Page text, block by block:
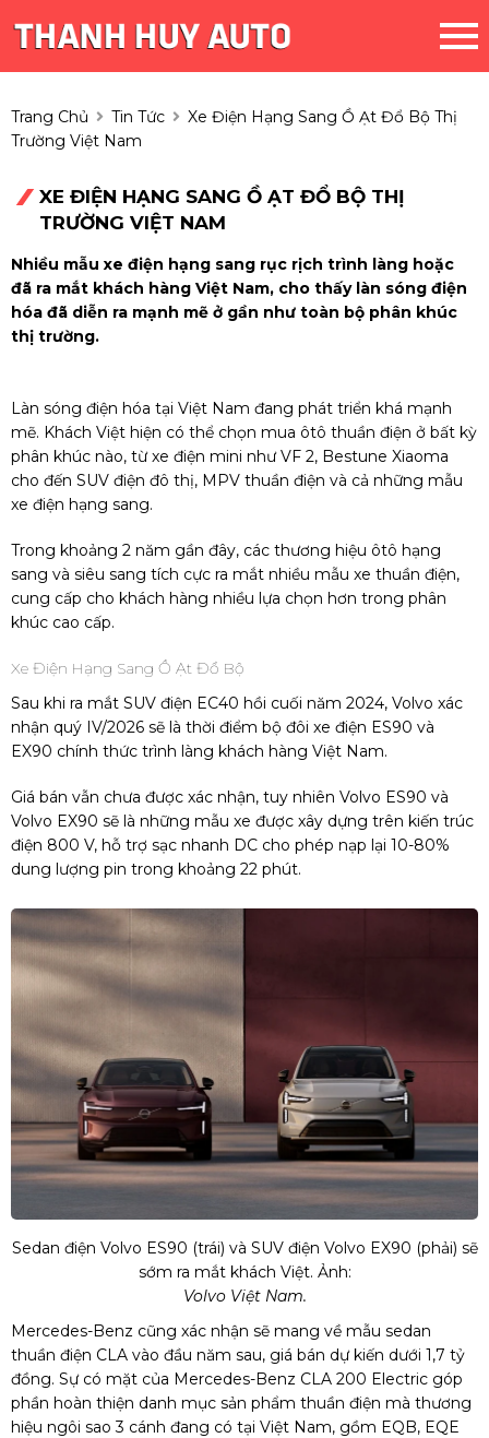
Trang Chủ Tin Tức
Xe Điện Hạng Sang Ồ Ạt Đổ Bộ Thị
Trường Việt Nam
XE ĐIỆN HẠNG SANG Ồ ẠT ĐỔ BỘ THỊ
TRƯỜNG VIỆT NAM
Nhiều mẫu xe điện hạng sang rục rịch trình làng hoặc
đã ra mắt khách hàng Việt Nam, cho thấy làn sóng điện
hóa đã diễn ra mạnh mẽ ở gần như toàn bộ phân khúc
thị trường.
Làn sóng điện hóa tại Việt Nam đang phát triển khá mạnh
mẽ. Khách Việt hiện có thể chọn mua ôtô thuần điện ở bất kỳ
phân khúc nào, từ xe điện mini như VF 2, Bestune Xiaoma
cho đến SUV điện đô thị, MPV thuần điện và cả những mẫu
xe điện hạng sang.
Trong khoảng 2 năm gần đây, các thương hiệu ôtô hạng
sang và siêu sang tích cực ra mắt nhiều mẫu xe thuần điện,
cung cấp cho khách hàng nhiều lựa chọn hơn trong phân
khúc cao cấp.
Xe Điện Hạng Sang Ồ Ạt Đổ Bộ
Sau khi ra mắt SUV điện EC40 hồi cuối năm 2024, Volvo xác
nhận quý IV/2026 sẽ là thời điểm bộ đôi xe điện ES90 và
EX90 chính thức trình làng khách hàng Việt Nam.
Giá bán vẫn chưa được xác nhận, tuy nhiên Volvo ES90 và
Volvo EX90 sẽ là những mẫu xe được xây dựng trên kiến trúc
điện 800 V, hỗ trợ sạc nhanh DC cho phép nạp lại 10-80%
dung lượng pin trong khoảng 22 phút.
Sedan điện Volvo ES90 (trái) và SUV điện Volvo EX90 (phải) sẽ
sớm ra mắt khách Việt. Ảnh:
Volvo Việt Nam.
Mercedes-Benz cũng xác nhận sẽ mang về mẫu sedan
thuần điện CLA vào đầu năm sau, giá bán dự kiến dưới 1,7 tỷ
đồng. Sự có mặt của Mercedes-Benz CLA 200 Electric góp
phần hoàn thiện danh mục sản phẩm thuần điện mà thương
hiệu ngôi sao 3 cánh đang có tại Việt Nam, gồm EQB, EQE